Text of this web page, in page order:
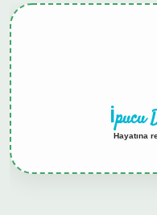
İpucu
Hayatına